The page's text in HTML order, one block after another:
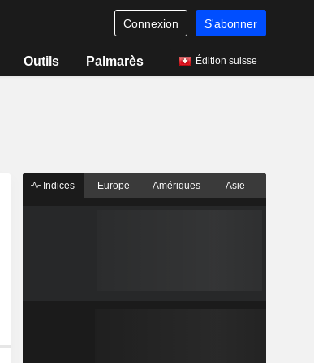
Connexion S'abonner
Outils Palmarès Édition suisse
Indices Europe Amériques Asie